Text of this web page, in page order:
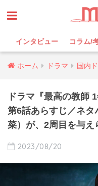
インタビュー コラム/
ホーム ドラマ 国内
ドラマ『最高の教師
第6話あらすじ／ネ
菜）が、2周目を与え
2023/08/20